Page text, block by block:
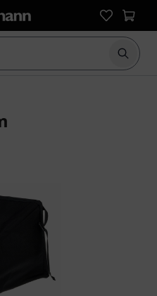
Börja
från 4 kundbetyg